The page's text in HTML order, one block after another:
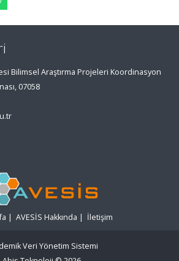
Bilimsel Araştırma Projeleri Koordinasyon
07058
| AVESİS Hakkında | İletişim
Veri Yönetim Sistemi